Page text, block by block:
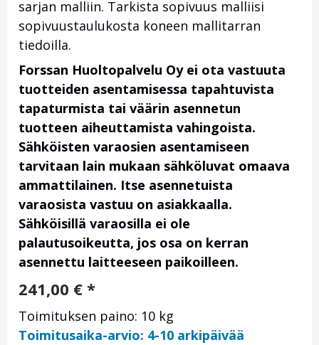
sarjan malliin. Tarkista sopivuus malliisi
sopivuustaulukosta koneen mallitarran
tiedoilla.
Forssan Huoltopalvelu Oy ei ota vastuuta
tuotteiden asentamisessa tapahtuvista
tapaturmista tai väärin asennetun
tuotteen aiheuttamista vahingoista.
Sähköisten varaosien asentamiseen
tarvitaan lain mukaan sähköluvat omaava
ammattilainen. Itse asennetuista
varaosista vastuu on asiakkaalla.
Sähköisillä varaosilla ei ole
palautusoikeutta, jos osa on kerran
asennettu laitteeseen paikoilleen.
241,00 € *
Toimituksen paino: 10 kg
Toimitusaika-arvio: 4-10 arkipäivää